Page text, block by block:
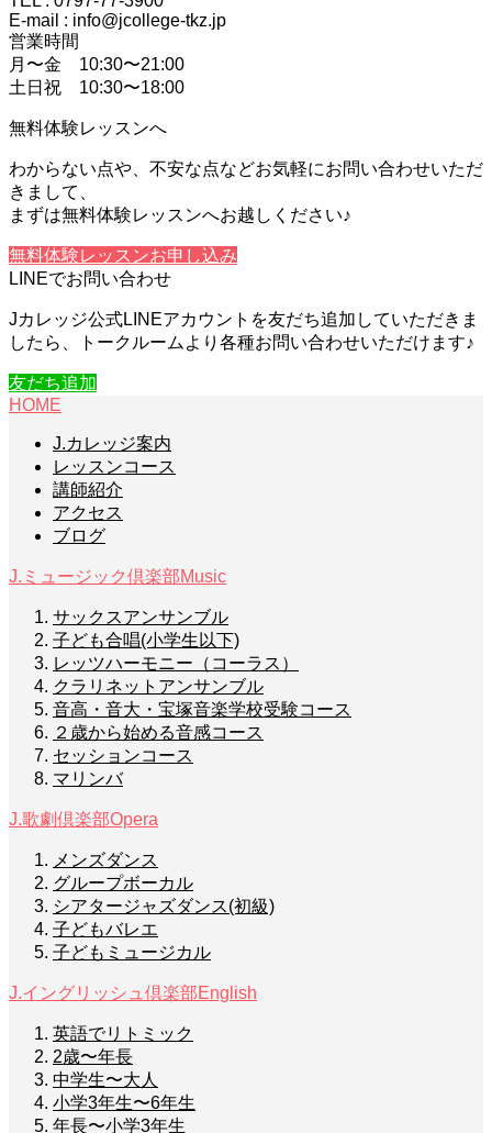
E-mail : info@jcollege-tkz.jp
営業時間
月〜金 10:30〜21:00
土日祝 10:30〜18:00
無料体験レッスンへ
わからない点や、不安な点などお気軽にお問い合わせいただ
きまして、
まずは無料体験レッスンへお越しください♪
無料体験レッスンお申し込み
LINEでお問い合わせ
Jカレッジ公式LINEアカウントを友だち追加していただきま
したら、トークルームより各種お問い合わせいただけます♪
友だち追加
HOME
J.カレッジ案内
レッスンコース
講師紹介
アクセス
ブログ
J.ミュージック倶楽部Music
サックスアンサンブル
子ども合唱(小学生以下)
レッツハーモニー（コーラス）
クラリネットアンサンブル
音高・音大・宝塚音楽学校受験コース
２歳から始める音感コース
セッションコース
マリンバ
J.歌劇倶楽部Opera
メンズダンス
グループボーカル
シアタージャズダンス(初級)
子どもバレエ
子どもミュージカル
J.イングリッシュ倶楽部English
英語でリトミック
2歳〜年長
中学生〜大人
小学3年生〜6年生
年長〜小学3年生